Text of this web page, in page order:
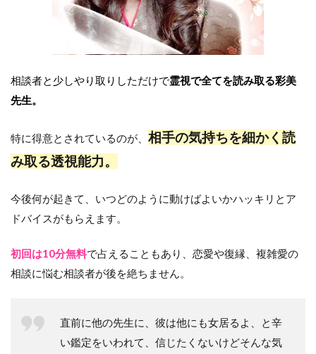
相談者と少しやり取りしただけで霊視で全てを読み取る彩美
先生。
特に得意とされているのが、 相手の気持ちを細かく読
み取る透視能力。
今後何が起きて、いつどのように動けばよいかハッキリとア
ドバイスがもらえます。
初回は10分無料で占えることもあり、恋愛や復縁、複雑愛の
相談に悩む相談者が後を絶ちません。
直前に他の先生に、彼は他にも女居るよ、と辛
い鑑定をいわれて、信じたくないけどそんな気